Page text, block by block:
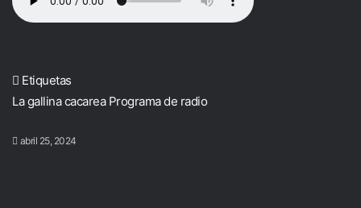
Etiquetas
La gallina cacarea Programa de radio
abril 25, 2024